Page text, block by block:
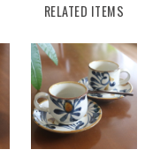
RELATED ITEMS